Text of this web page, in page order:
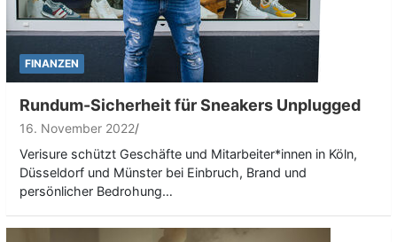
FINANZEN
Rundum-Sicherheit für Sneakers Unplugged
16. November 2022
Verisure schützt Geschäfte und Mitarbeiter*innen in Köln,
Düsseldorf und Münster bei Einbruch, Brand und
persönlicher Bedrohung…